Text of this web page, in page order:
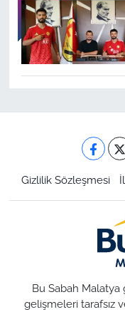
Gizlilik Sözleşmesi
Bu Sabah Malatya
gelişmeleri tarafsız